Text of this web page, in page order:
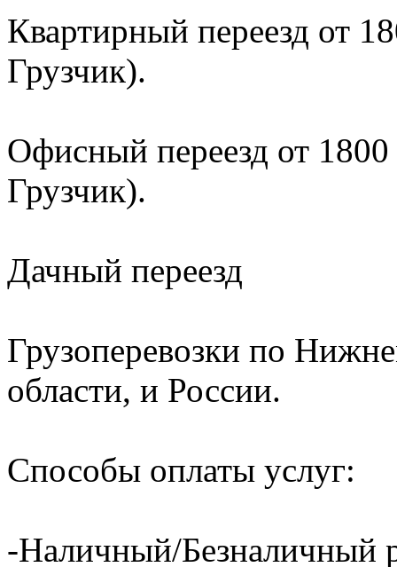
Квартирный переезд от
Грузчик).
Офисный переезд от 1800
Грузчик).
Дачный переезд
Грузоперевозки по
области, и России.
Способы оплаты услуг:
-Наличный/Безналичный